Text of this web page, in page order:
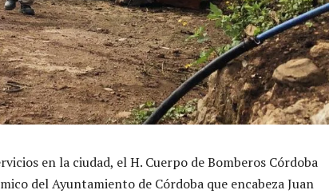
en la ciudad, el H. Cuerpo de Bomberos Córdoba
del Ayuntamiento de Córdoba que encabeza Juan